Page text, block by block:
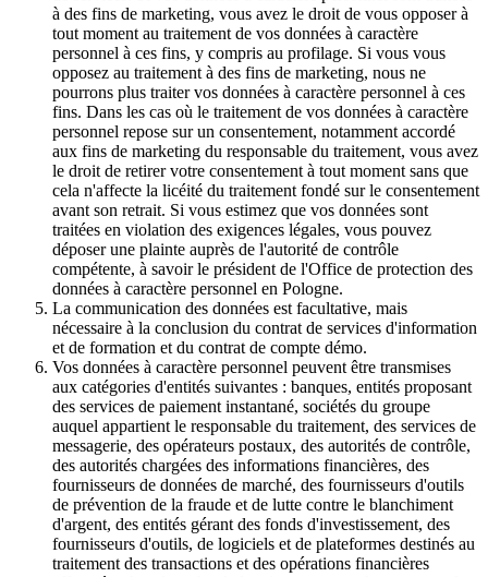
à des fins de marketing, vous avez le droit de vous opposer à
tout moment au traitement de vos données à caractère
personnel à ces fins, y compris au profilage. Si vous vous
opposez au traitement à des fins de marketing, nous ne
pourrons plus traiter vos données à caractère personnel à ces
fins. Dans les cas où le traitement de vos données à caractère
personnel repose sur un consentement, notamment accordé
aux fins de marketing du responsable du traitement, vous avez
le droit de retirer votre consentement à tout moment sans que
cela n'affecte la licéité du traitement fondé sur le consentement
avant son retrait. Si vous estimez que vos données sont
traitées en violation des exigences légales, vous pouvez
déposer une plainte auprès de l'autorité de contrôle
compétente, à savoir le président de l'Office de protection des
données à caractère personnel en Pologne.
La communication des données est facultative, mais
nécessaire à la conclusion du contrat de services d'information
et de formation et du contrat de compte démo.
Vos données à caractère personnel peuvent être transmises
aux catégories d'entités suivantes : banques, entités proposant
des services de paiement instantané, sociétés du groupe
auquel appartient le responsable du traitement, des services de
messagerie, des opérateurs postaux, des autorités de contrôle,
des autorités chargées des informations financières, des
fournisseurs de données de marché, des fournisseurs d'outils
de prévention de la fraude et de lutte contre le blanchiment
d'argent, des entités gérant des fonds d'investissement, des
fournisseurs d'outils, de logiciels et de plateformes destinés au
traitement des transactions et des opérations financières